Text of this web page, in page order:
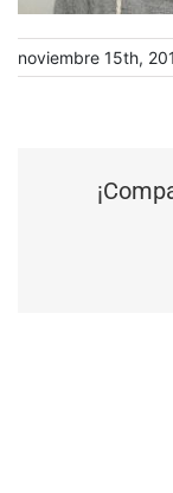
noviembre 15th,